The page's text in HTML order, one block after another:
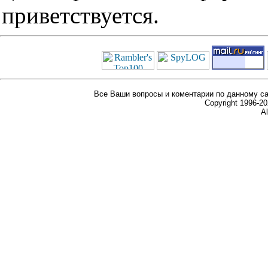
приветствуется.
Все Ваши вопросы и коментарии по данному
Copyright 1996-